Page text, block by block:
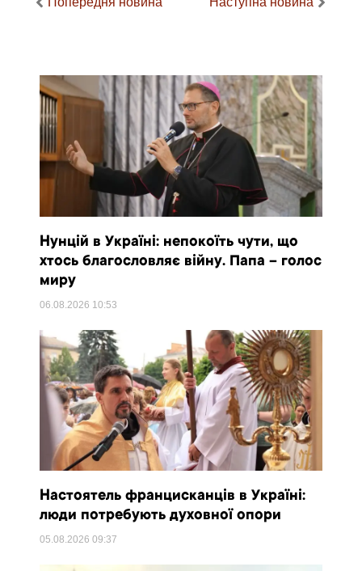
Нунцій в Україні: непокоїть чути, що
хтось благословляє війну. Папа – голос
миру
06.08.2026 10:53
Настоятель францисканців в Україні:
люди потребують духовної опори
05.08.202609:37